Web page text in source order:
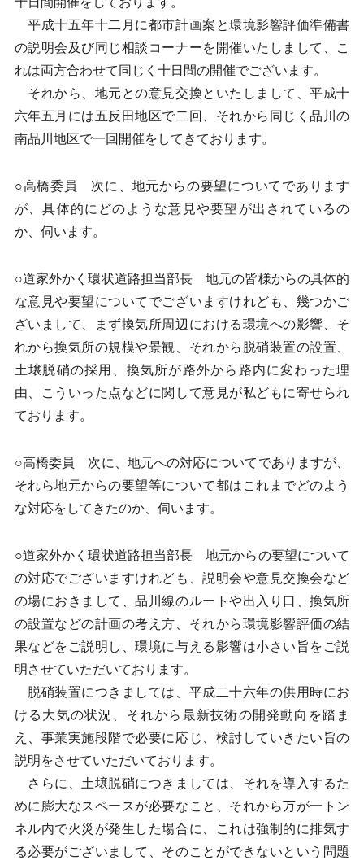
平成十五年十二月に都市計画案と環境影響評価準備書
の説明会及び同じ相談コーナーを開催いたしまして、こ
れは両方合わせて同じく十日間の開催でございます。
それから、地元との意見交換といたしまして、平成十
六年五月には五反田地区で二回、それから同じく品川の
南品川地区で一回開催をしてきております。
○高橋委員 次に、地元からの要望についてであります
が、具体的にどのような意見や要望が出されているの
か、伺います。
○道家外かく環状道路担当部長 地元の皆様からの具体的
な意見や要望についてでございますけれども、幾つかご
ざいまして、まず換気所周辺における環境への影響、そ
れから換気所の規模や景観、それから脱硝装置の設置、
土壌脱硝の採用、換気所が路外から路内に変わった理
由、こういった点などに関して意見が私どもに寄せられ
ております。
○高橋委員 次に、地元への対応についてでありますが、
それら地元からの要望等について都はこれまでどのよう
な対応をしてきたのか、伺います。
○道家外かく環状道路担当部長 地元からの要望について
の対応でございますけれども、説明会や意見交換会など
の場におきまして、品川線のルートや出入り口、換気所
の設置などの計画の考え方、それから環境影響評価の結
果などをご説明し、環境に与える影響は小さい旨をご説
明させていただいております。
脱硝装置につきましては、平成二十六年の供用時にお
ける大気の状況、それから最新技術の開発動向を踏ま
え、事業実施段階で必要に応じ、検討していきたい旨の
説明をさせていただいております。
さらに、土壌脱硝につきましては、それを導入するた
めに膨大なスペースが必要なこと、それから万が一トン
ネル内で火災が発生した場合に、これは強制的に排気す
る必要がございまして、そのことができないという問題